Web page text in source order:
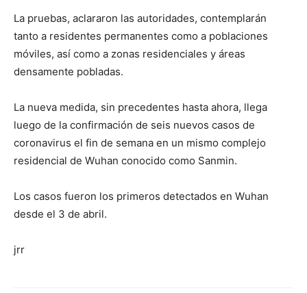
La pruebas, aclararon las autoridades, contemplarán
tanto a residentes permanentes como a poblaciones
móviles, así como a zonas residenciales y áreas
densamente pobladas.
La nueva medida, sin precedentes hasta ahora, llega
luego de la confirmación de seis nuevos casos de
coronavirus el fin de semana en un mismo complejo
residencial de Wuhan conocido como Sanmin.
Los casos fueron los primeros detectados en Wuhan
desde el 3 de abril.
jrr